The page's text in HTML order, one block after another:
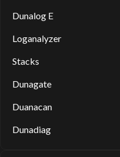
Dunalog E
Loganalyzer
Stacks
Dunagate
Duanacan
Dunadiag